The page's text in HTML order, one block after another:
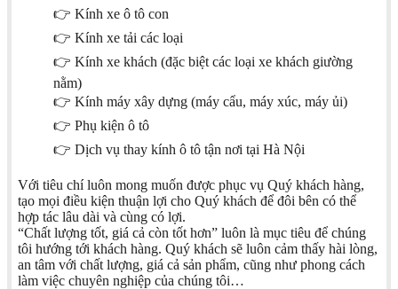
👉 Kính xe ô tô con
👉 Kính xe tải các loại
👉 Kính xe khách (đặc biệt các loại xe khách giường
nằm)
👉 Kính máy xây dựng (máy cẩu, máy xúc, máy ủi)
👉 Phụ kiện ô tô
👉 Dịch vụ thay kính ô tô tận nơi tại Hà Nội
Với tiêu chí luôn mong muốn được phục vụ Quý khách hàng,
tạo mọi điều kiện thuận lợi cho Quý khách để đôi bên có thể
hợp tác lâu dài và cùng có lợi.
“Chất lượng tốt, giá cả còn tốt hơn” luôn là mục tiêu để chúng
tôi hướng tới khách hàng. Quý khách sẽ luôn cảm thấy hài lòng,
an tâm với chất lượng, giá cả sản phẩm, cũng như phong cách
làm việc chuyên nghiệp của chúng tôi…